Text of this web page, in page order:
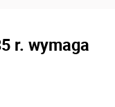
r. wymaga